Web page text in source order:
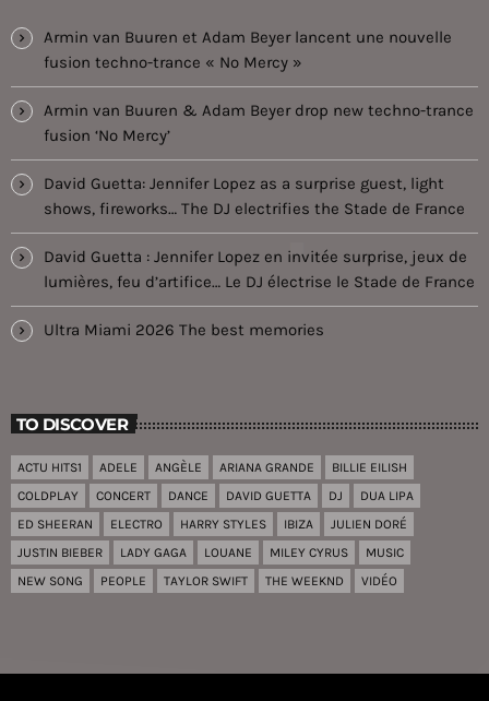
Armin van Buuren et Adam Beyer lancent une nouvelle
fusion techno-trance « No Mercy »
Armin van Buuren & Adam Beyer drop new techno-trance
fusion ‘No Mercy’
David Guetta: Jennifer Lopez as a surprise guest, light
shows, fireworks… The DJ electrifies the Stade de France
David Guetta : Jennifer Lopez en invitée surprise, jeux de
lumières, feu d’artifice… Le DJ électrise le Stade de France
Ultra Miami 2026 The best memories
TO DISCOVER
ACTU HITS1 ADELE ANGÈLE ARIANA GRANDE
BILLIE EILISH
COLDPLAY
CONCERT DANCE DAVID GUETTA DJ
DUA LIPA
ED SHEERAN
ELECTRO HARRY STYLES IBIZA
JULIEN DORÉ
JUSTIN BIEBER
LADY GAGA LOUANE MILEY CYRUS
MUSIC
NEW SONG
PEOPLE TAYLOR SWIFT THE WEEKND VIDÉO